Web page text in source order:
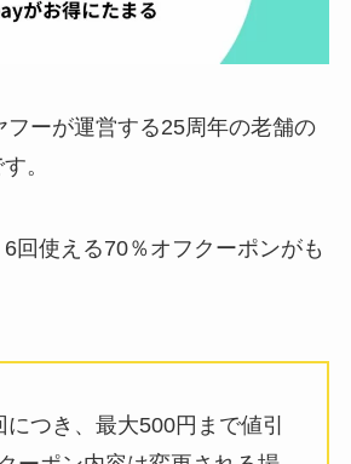
フーが運営する25周年の老舗の
。
回使える70％オフクーポンがも
つき、最大500円まで値引